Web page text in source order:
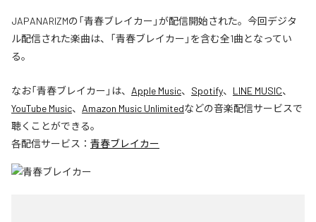
JAPANARIZMの「青春ブレイカー」が配信開始された。今回デジタ
ル配信された楽曲は、「青春ブレイカー」を含む全1曲となってい
る。
なお「青春ブレイカー 」は、 Apple Music、 Spotify、 LINE MUSIC、
YouTube Music、 Amazon Music Unlimitedなどの音楽配信サービスで
聴くことができる。
各配信サービス： 青春ブレイカー